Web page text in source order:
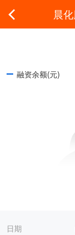
晨
融资余额(元)
日期